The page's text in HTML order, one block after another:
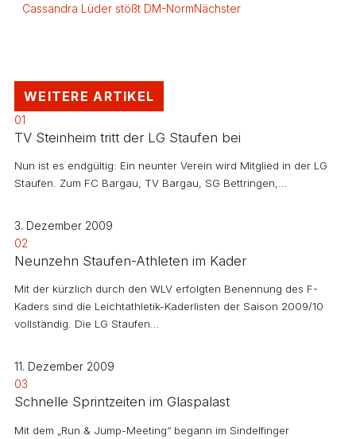
Cassandra Lüder stößt DM-NormNächster
WEITERE ARTIKEL
01
TV Steinheim tritt der LG Staufen bei
Nun ist es endgültig: Ein neunter Verein wird Mitglied in der LG
Staufen. Zum FC Bargau, TV Bargau, SG Bettringen,…
3. Dezember 2009
02
Neunzehn Staufen-Athleten im Kader
Mit der kürzlich durch den WLV erfolgten Benennung des F-
Kaders sind die Leichtathletik-Kaderlisten der Saison 2009/10
vollständig. Die LG Staufen…
11. Dezember 2009
03
Schnelle Sprintzeiten im Glaspalast
Mit dem „Run & Jump-Meeting“ begann im Sindelfinger